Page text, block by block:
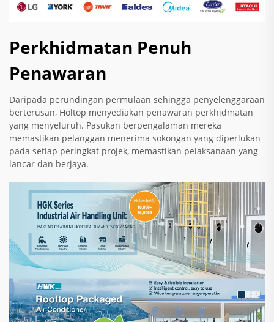
Perkhidmatan Penuh
Penawaran
Daripada perundingan permulaan sehingga penyelenggaraan
berterusan, Holtop menyediakan penawaran perkhidmatan
yang menyeluruh. Pasukan berpengalaman mereka
memastikan pelanggan menerima sokongan yang diperlukan
pada setiap peringkat projek, memastikan pelaksanaan yang
lancar dan berjaya.